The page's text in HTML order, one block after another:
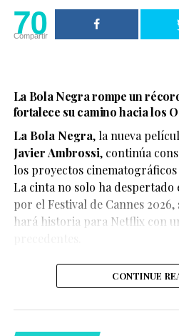
Según el medio
para interpretar al líder de los
reinicio de la franquicia.
70
Compartir
La Bola Negra rompe un
fortalece su camino hacia los
La Bola Negra, la nueva
Javier Ambrossi, continúa
los proyectos cinematográficos
La cinta no solo ha despertado
por el Festival de Cannes
hará historia para Netflix con
CONTINUE